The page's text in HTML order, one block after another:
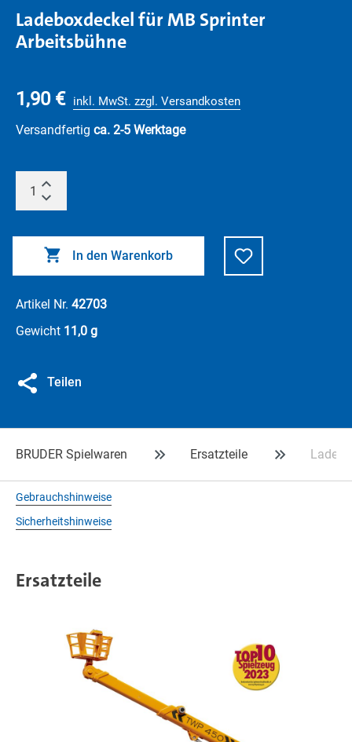
Ladeboxdeckel für MB Sprinter
Arbeitsbühne
1,90 € inkl. MwSt. zzgl. Versandkosten
Versandfertig ca. 2-5 Werktage
In den Warenkorb
Artikel Nr. 42703
Gewicht 11,0 g
Teilen
BRUDER Spielwaren Ersatzteile
Gebrauchshinweise
Sicherheitshinweise
Ersatzteile